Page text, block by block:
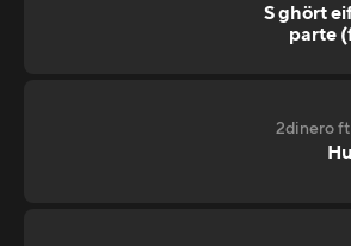
S ghört
parte
2dinero